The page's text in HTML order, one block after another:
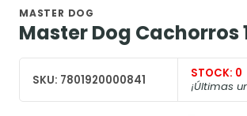
MASTER DOG
Master Dog Cachorros
SKU: 7801920000841 STOCK: 0
¡Últimas